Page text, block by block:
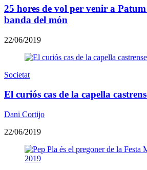
25 hores de vol per venir a
banda del món
22/06/2019
Societat
El curiós cas de la capella
Dani Cortijo
22/06/2019